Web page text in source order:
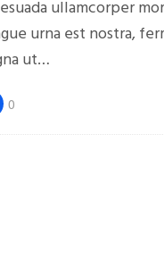
ullamcorper
urna est nostra,
ut…
0